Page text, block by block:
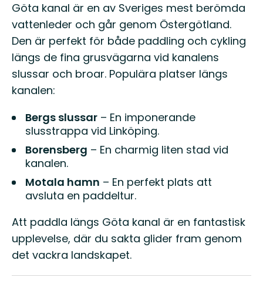
Göta kanal är en av Sveriges mest berömda
vattenleder och går genom Östergötland.
Den är perfekt för både paddling och cykling
längs de fina grusvägarna vid kanalens
slussar och broar. Populära platser längs
kanalen:
Bergs slussar – En imponerande
slusstrappa vid Linköping.
Borensberg – En charmig liten stad vid
kanalen.
Motala hamn – En perfekt plats att
avsluta en paddeltur.
Att paddla längs Göta kanal är en fantastisk
upplevelse, där du sakta glider fram genom
det vackra landskapet.